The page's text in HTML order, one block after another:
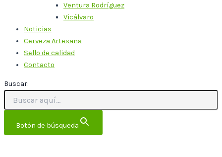
Ventura Rodríguez
Vicálvaro
Noticias
Cerveza Artesana
Sello de calidad
Contacto
Buscar:
Botón de búsqueda